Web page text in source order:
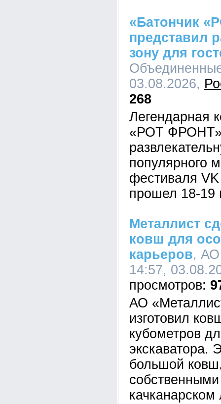
«Батончик
представил
зону для
03.08.2026,
268
Легендарная
«РОТ ФРОНТ»
популярного
фестиваля
прошел 18-19
Металлист
ковш для
карьеров, АО
14:57,
АО
изготовил
кубометров
экскаватора.
большой
качканарском